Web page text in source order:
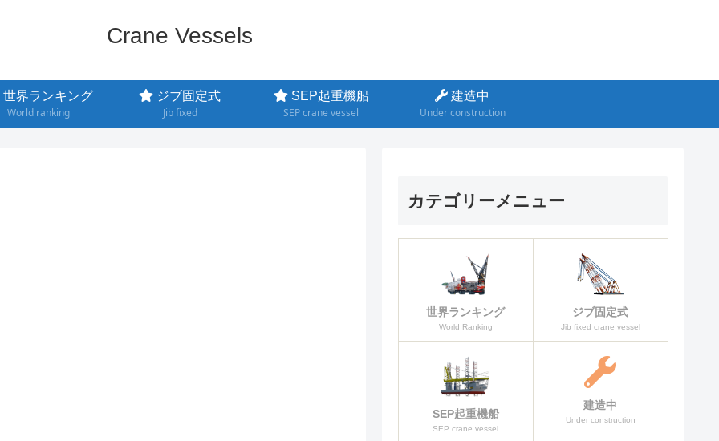
Crane Vessels
世界ランキング
World ranking
ジブ固定式
Jib fixed
SEP起重機船
SEP crane vessel
建造中
Under construction
カテゴリーメニュー
世界ランキング
World Ranking
ジブ固定式
Jib fixed crane vessel
SEP起重機船
SEP crane vessel
建造中
Under construction